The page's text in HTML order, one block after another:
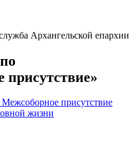
Архангельской епархии
присутствие»